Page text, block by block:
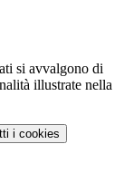
si avvalgono di
illustrate nella
i cookies